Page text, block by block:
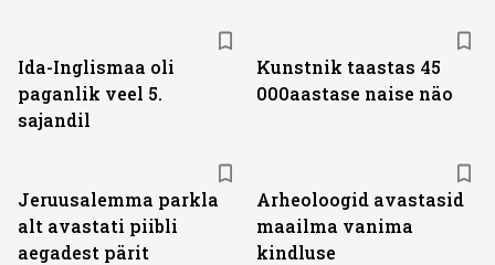
Ida-Inglismaa oli
paganlik veel 5.
sajandil
Kunstnik taastas 45
000aastase naise näo
Jeruusalemma parkla
alt avastati piibli
aegadest pärit
Arheoloogid avastasid
maailma vanima
kindluse